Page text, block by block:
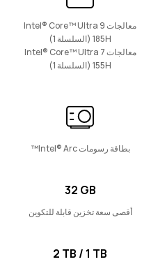
معالجات Intel® Core™ Ultra 9
185H (السلسلة 1)
معالجات Intel® Core™ Ultra 7
155H (السلسلة 1)
بطاقة رسومات Intel® Arc™
‎32 GB‎‎
أقصى سعة تخزين قابلة للتكوين
‎2 TB ‎/‎ 1 TB‎‎‎‎